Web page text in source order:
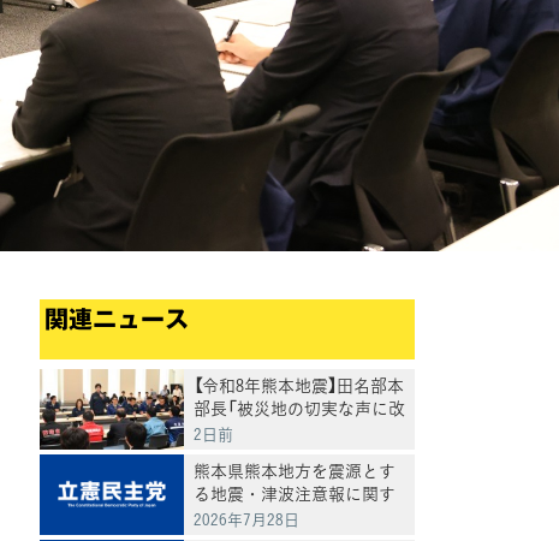
関連ニュース
【令和8年熊本地震】田名部本
部長「被災地の切実な声に改
めて、必要な対応を」
2日前
熊本県熊本地方を震源とす
る地震・津波注意報に関す
る情報連絡室の設置につい
2026年7月28日